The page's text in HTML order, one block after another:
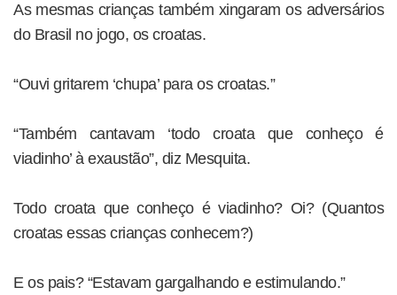
As mesmas crianças também xingaram os adversários
do Brasil no jogo, os croatas.
“Ouvi gritarem ‘chupa’ para os croatas.”
“Também cantavam ‘todo croata que conheço é
viadinho’ à exaustão”, diz Mesquita.
Todo croata que conheço é viadinho? Oi? (Quantos
croatas essas crianças conhecem?)
E os pais? “Estavam gargalhando e estimulando.”